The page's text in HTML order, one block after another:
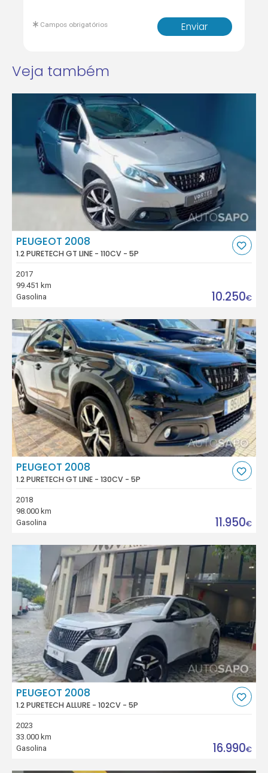
Enviar
Campos obrigatórios
Veja também
PEUGEOT 2008
1.2 PURETECH GT LINE - 110CV - 5P
2017
99.451 km
Gasolina
10.250€
PEUGEOT 2008
1.2 PURETECH GT LINE - 130CV - 5P
2018
98.000 km
Gasolina
11.950€
PEUGEOT 2008
1.2 PURETECH ALLURE - 102CV - 5P
2023
33.000 km
Gasolina
16.990€